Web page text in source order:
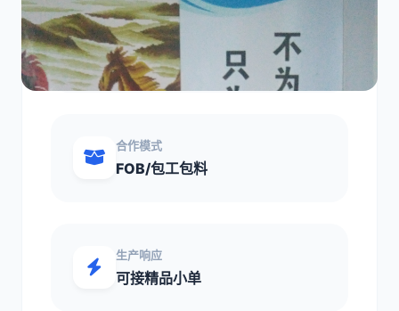
业务范围
其他
合作模式
FOB/包工包料
生产响应
可接精品小单